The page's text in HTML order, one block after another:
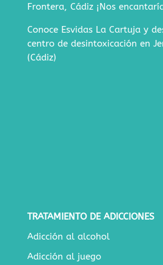
Frontera, Cádiz¡Nos
Conoce Esvidas La Cartuja y
centro de desintoxicación en
(Cádiz)
TRATAMIENTO DE ADICCIONES
Adicción al alcohol
Adicción al juego